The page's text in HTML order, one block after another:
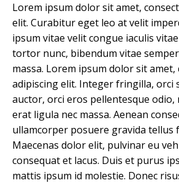
Lorem ipsum dolor sit amet,
elit. Curabitur eget leo at velit
ipsum vitae velit congue iaculis
tortor nunc, bibendum vitae
massa. Lorem ipsum dolor sit
adipiscing elit. Integer fringilla, orci
auctor, orci eros pellentesque odio,
erat ligula nec massa. Aenean
ullamcorper posuere gravida tellus
Maecenas dolor elit, pulvinar eu
consequat et lacus. Duis et purus
mattis ipsum id molestie. Donec